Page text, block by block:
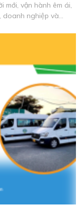
mới, vận hành êm ái,
doanh nghiệp và